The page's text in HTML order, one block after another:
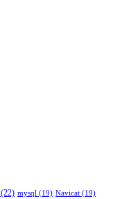
(22) mysql (19) Navicat (19)